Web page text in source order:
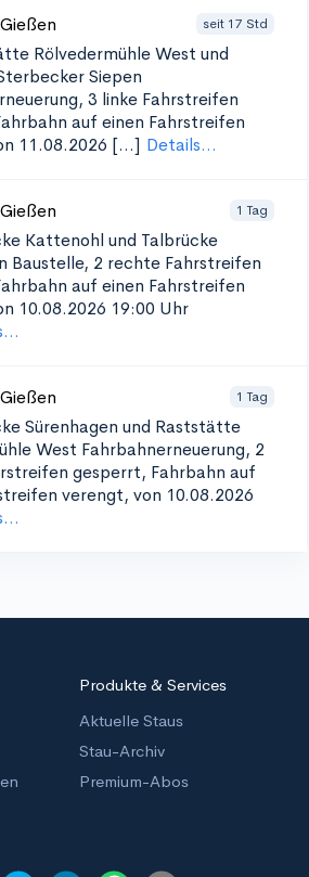
Gießen seit 17 Std
Rölvedermühle West und
Siepen
3 linke Fahrstreifen
auf einen Fahrstreifen
11.08.2026 [...] Details...
Gießen 1 Tag
Kattenohl und Talbrücke
Baustelle, 2 rechte Fahrstreifen
auf einen Fahrstreifen
10.08.2026 19:00 Uhr
Gießen 1 Tag
Sürenhagen und Raststätte
West Fahrbahnerneuerung, 2
gesperrt, Fahrbahn auf
verengt, von 10.08.2026
Produkte & Services
Aktuelle Staus
Stau-Archiv
Premium-Abos